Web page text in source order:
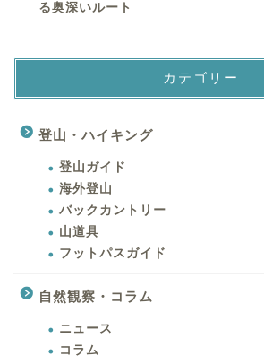
る奥深いルート
カテゴリー
登山・ハイキング
登山ガイド
海外登山
バックカントリー
山道具
フットパスガイド
自然観察・コラム
ニュース
コラム